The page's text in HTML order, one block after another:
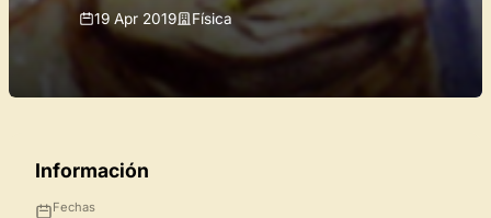
19 Apr 2019 Física
Información
Fechas